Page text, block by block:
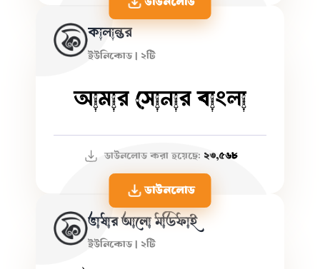
কালান্তর
ইউনিকোড | ২টি
আমার সোনার বাংলা
ডাউনলোড করা হয়েছে: ২৩,৫৬৮
ডাউনলোড
ভাষার আলো মডিফাই
ইউনিকোড | ২টি